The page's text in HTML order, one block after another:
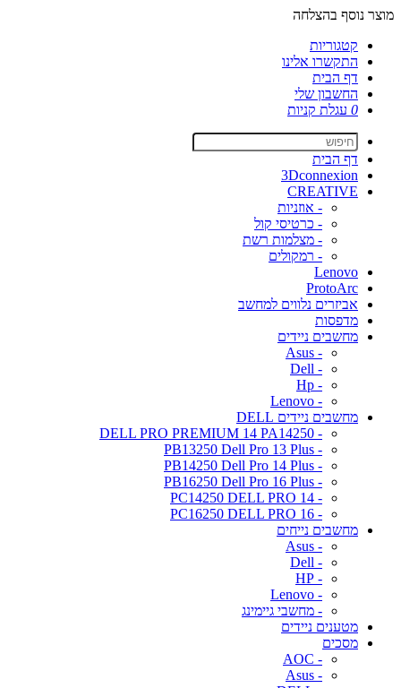
מוצר נוסף בהצלחה
קטגוריות
התקשרו אלינו
דף הבית
החשבון שלי
0 עגלת קניות
דף הבית
3Dconnexion
CREATIVE
- אוזניות
- כרטיסי קול
- מצלמות רשת
- רמקולים
Lenovo
ProtoArc
אביזרים נלווים למחשב
מדפסות
מחשבים ניידים
- Asus
- Dell
- Hp
- Lenovo
מחשבים ניידים DELL
- DELL PRO PREMIUM 14 PA14250
- PB13250 Dell Pro 13 Plus
- PB14250 Dell Pro 14 Plus
- PB16250 Dell Pro 16 Plus
- PC14250 DELL PRO 14
- PC16250 DELL PRO 16
מחשבים נייחים
- Asus
- Dell
- HP
- Lenovo
- מחשבי גיימינג
מטענים ניידים
מסכים
- AOC
- Asus